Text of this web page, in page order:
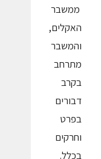
ממשבר
האקלים,
והמשבר
מתרחב
בקרב
דבורים
בפרט
וחרקים
בכלל.